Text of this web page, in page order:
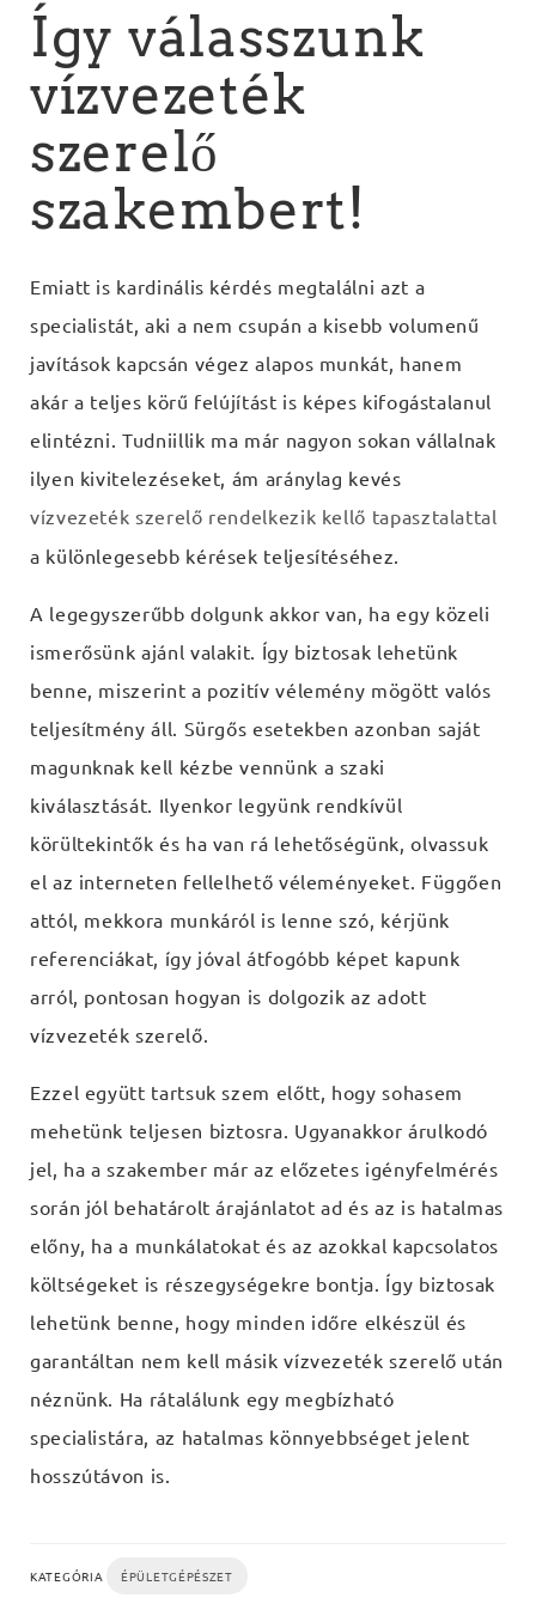
Így válasszunk
vízvezeték
szerelő
szakembert!
Emiatt is kardinális kérdés megtalálni azt a
specialistát, aki a nem csupán a kisebb volumenű
javítások kapcsán végez alapos munkát, hanem
akár a teljes körű felújítást is képes kifogástalanul
elintézni. Tudniillik ma már nagyon sokan vállalnak
ilyen kivitelezéseket, ám aránylag kevés
vízvezeték szerelő rendelkezik kellő tapasztalattal
a különlegesebb kérések teljesítéséhez.
A legegyszerűbb dolgunk akkor van, ha egy közeli
ismerősünk ajánl valakit. Így biztosak lehetünk
benne, miszerint a pozitív vélemény mögött valós
teljesítmény áll. Sürgős esetekben azonban saját
magunknak kell kézbe vennünk a szaki
kiválasztását. Ilyenkor legyünk rendkívül
körültekintők és ha van rá lehetőségünk, olvassuk
el az interneten fellelhető véleményeket. Függően
attól, mekkora munkáról is lenne szó, kérjünk
referenciákat, így jóval átfogóbb képet kapunk
arról, pontosan hogyan is dolgozik az adott
vízvezeték szerelő.
Ezzel együtt tartsuk szem előtt, hogy sohasem
mehetünk teljesen biztosra. Ugyanakkor árulkodó
jel, ha a szakember már az előzetes igényfelmérés
során jól behatárolt árajánlatot ad és az is hatalmas
előny, ha a munkálatokat és az azokkal kapcsolatos
költségeket is részegységekre bontja. Így biztosak
lehetünk benne, hogy minden időre elkészül és
garantáltan nem kell másik vízvezeték szerelő után
néznünk. Ha rátalálunk egy megbízható
specialistára, az hatalmas könnyebbséget jelent
hosszútávon is.
KATEGÓRIA ÉPÜLETGÉPÉSZET